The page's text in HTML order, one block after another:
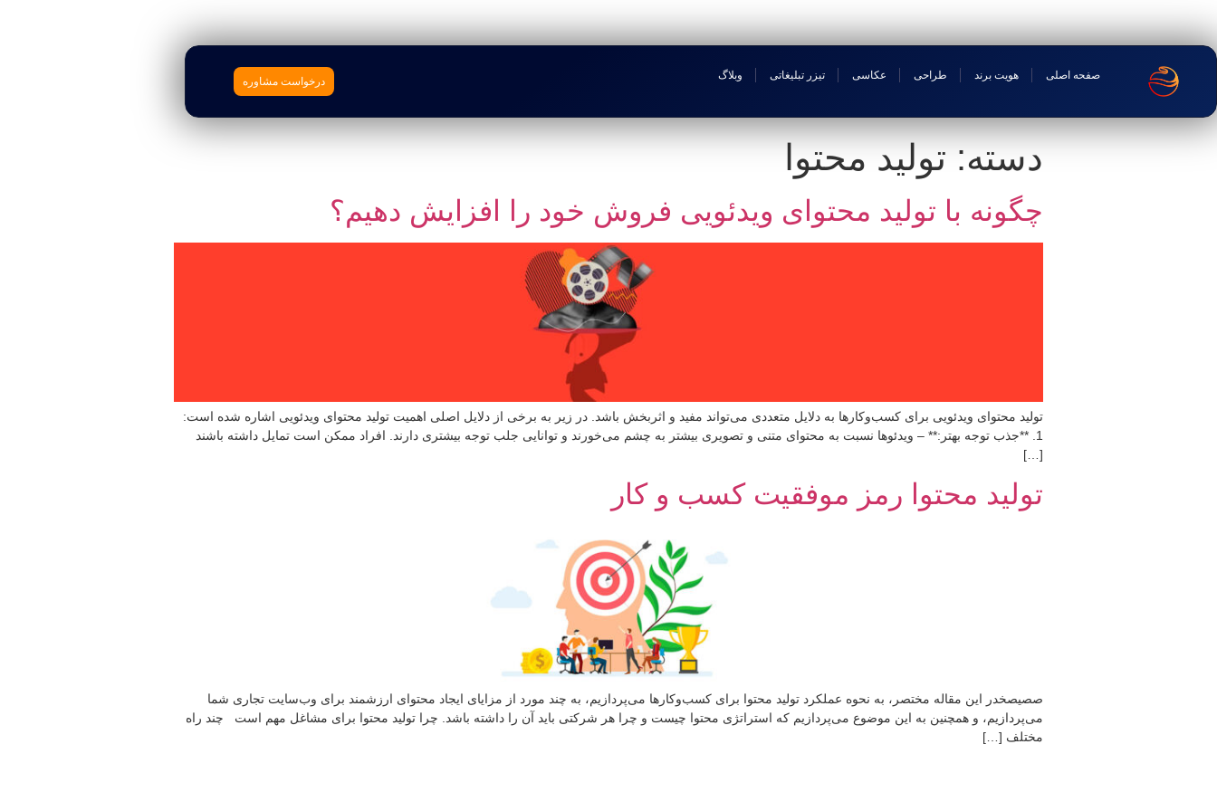
صفحه اصلی هویت برند طراحی عکاسی تیزر تبلیغاتی وبلاگ
درخواست مشاوره
دسته: تولید محتوا
چگونه با تولید محتوای ویدئویی فروش خود را افزایش دهیم؟
تولید محتوای ویدئویی برای کسب‌وکارها به دلایل متعددی می‌تواند مفید و اثربخش باشد. در زیر به برخی از دلایل اصلی اهمیت تولید محتوای ویدئویی اشاره شده است:
1. **جذب توجه بهتر:** – ویدئوها نسبت به محتوای متنی و تصویری بیشتر به چشم می‌خورند و توانایی جلب توجه بیشتری دارند. افراد ممکن است تمایل داشته باشند
[…]
تولید محتوا رمز موفقیت کسب و کار
صصیصخدر این مقاله مختصر، به نحوه عملکرد تولید محتوا برای کسب‌وکارها می‌پردازیم، به چند مورد از مزایای ایجاد محتوای ارزشمند برای وب‌سایت تجاری شما
می‌پردازیم، و همچنین به این موضوع می‌پردازیم که استراتژی محتوا چیست و چرا هر شرکتی باید آن را داشته باشد. چرا تولید محتوا برای مشاغل مهم است چند راه
مختلف […]